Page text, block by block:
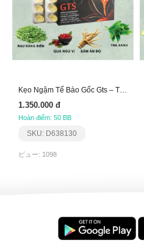
Kẹo Ngậm Tế Bào Gốc Gts – Tăng Cường Thể Lực Aplgo
1.350.000 đ
Hoàn điểm: 50 BB
SKU: D638130
ビュー: 1098